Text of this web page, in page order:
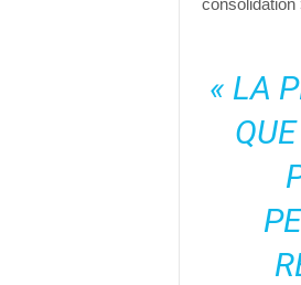
consolidation
« LA